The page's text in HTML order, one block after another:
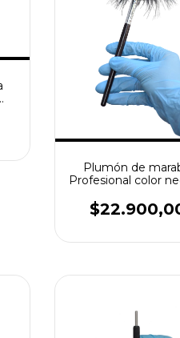
Plumón de
Profesional color
latentes